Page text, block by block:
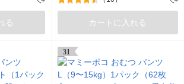
る カートに入れる
31